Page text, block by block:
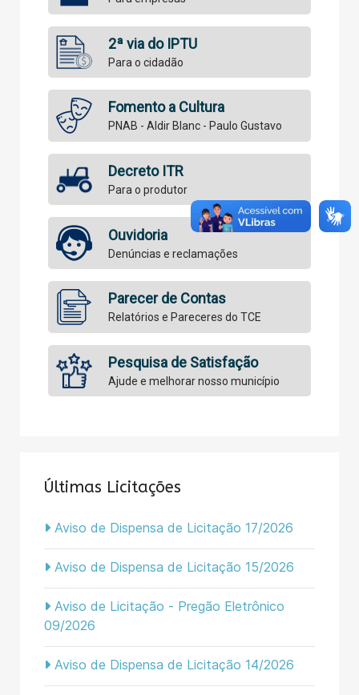
2ª via do IPTU
Para o cidadão
Fomento a Cultura
PNAB - Aldir Blanc - Paulo Gustavo
Decreto ITR
Para o produtor
Ouvidoria
Denúncias e reclamações
Parecer de Contas
Relatórios e Pareceres do TCE
Pesquisa de Satisfação
Ajude e melhorar nosso município
Últimas Licitações
Aviso de Dispensa de Licitação 17/2026
Aviso de Dispensa de Licitação 15/2026
Aviso de Licitação - Pregão Eletrônico
09/2026
Aviso de Dispensa de Licitação 14/2026